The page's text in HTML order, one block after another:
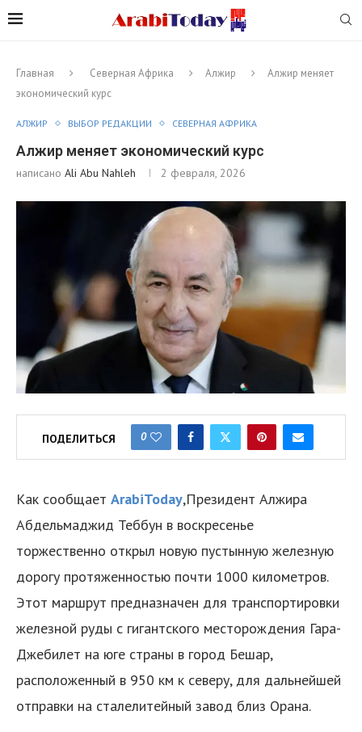
Главная Северная Африка Алжир
Алжир меняет
экономический курс
АЛЖИР ВЫБОР РЕДАКЦИИ СЕВЕРНАЯ АФРИКА
Алжир меняет экономический курс
написано Ali Abu Nahleh 2 февраля, 2026
ПОДЕЛИТЬСЯ 0
Как сообщает ArabiToday,Президент Алжира
Абдельмаджид Теббун в воскресенье
торжественно открыл новую пустынную железную
дорогу протяженностью почти 1000 километров.
Этот маршрут предназначен для транспортировки
железной руды с гигантского месторождения Гара-
Джебилет на юге страны в город Бешар,
расположенный в 950 км к северу, для дальнейшей
отправки на сталелитейный завод близ Орана.